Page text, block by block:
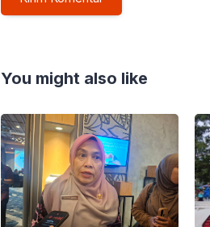
You might also like